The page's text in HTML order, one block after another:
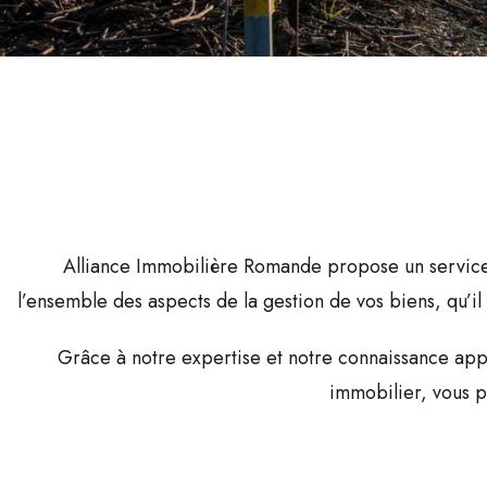
Alliance Immobilière Romande propose un
l’ensemble des aspects de la gestion de vos biens,
Grâce à notre expertise et notre connaissance
immobilier, vous